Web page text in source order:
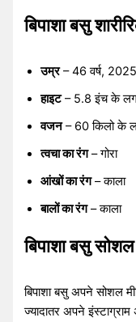
बिपाशा बसु
उम्र– 46 वर्ष,
हाइट– 5.8 इंच के
वजन– 60 किलो के
त्वचा का रंग– गोरा
आंखों का रंग– काला
बालों का रंग– काला
बिपाशा बसु
बिपाशा बसु अपने सोशल
ज्यादातर अपने